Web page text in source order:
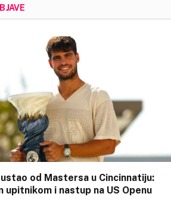
od Mastersa u Cincinnatiju:
upitnikom i nastup na US Openu